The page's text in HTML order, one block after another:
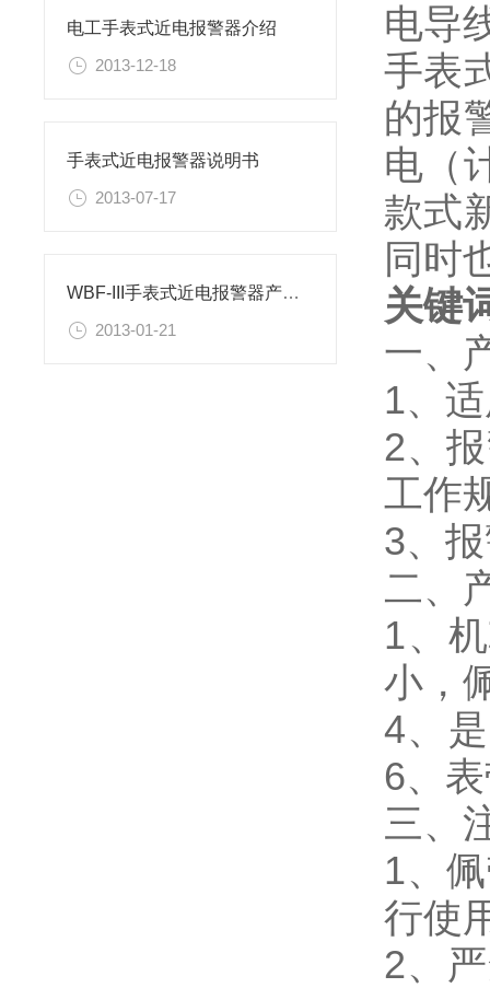
电工手表式近电报警器介绍
2013-12-18
手表式近电报警器说明书
2013-07-17
WBF-III手表式近电报警器产品功能
2013-01-21
电导
手表
的报
电（
款式
同时
关键
一、
1、
2、
工作
3、
二、
1、
小，
4、
6、
三、
1、
行使
2、